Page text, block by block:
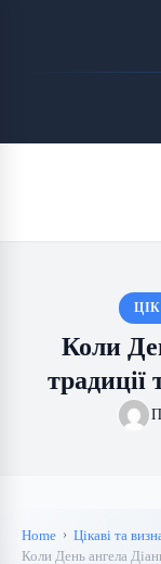
Коли
традиції
Home
Цікаві та
Коли День ангела